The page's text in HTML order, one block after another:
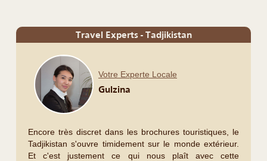
Travel Experts - Tadjikistan
Votre Experte Locale
Gulzina
Encore très discret dans les brochures touristiques, le
Tadjikistan s'ouvre timidement sur le monde extérieur.
Et c'est justement ce qui nous plaît avec cette